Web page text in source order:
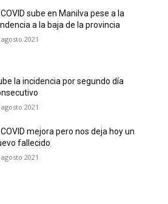
COVID sube en Manilva pese a la
a la baja de la provincia
agosto 2021
la incidencia por segundo día
agosto 2021
COVID mejora pero nos deja hoy un
fallecido
agosto 2021